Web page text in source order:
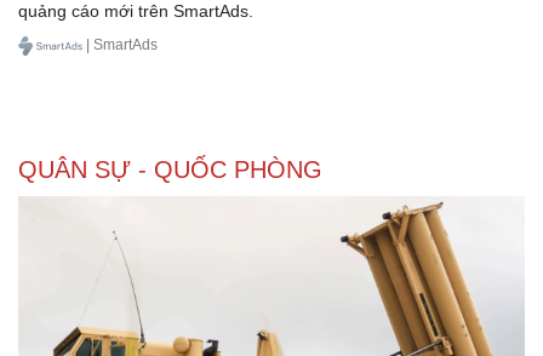
quảng cáo mới trên SmartAds.
| SmartAds
QUÂN SỰ - QUỐC PHÒNG